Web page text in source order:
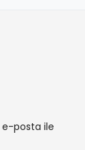
e-posta ile